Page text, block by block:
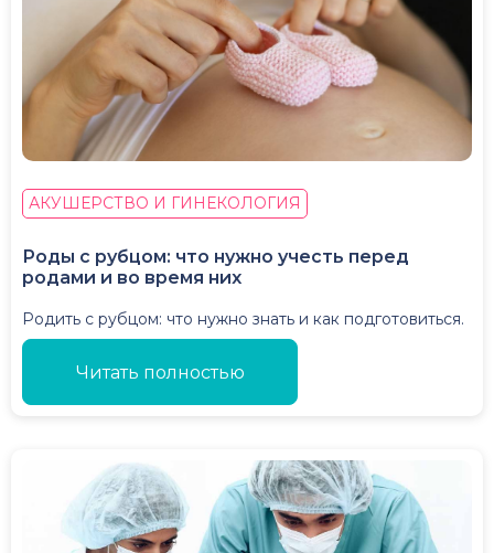
АКУШЕРСТВО И ГИНЕКОЛОГИЯ
Роды с рубцом: что нужно учесть перед
родами и во время них
Родить с рубцом: что нужно знать и как подготовиться.
Читать полностью